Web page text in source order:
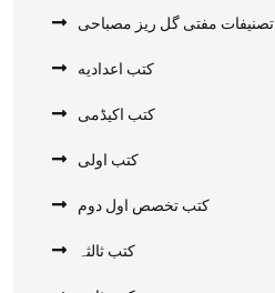
تصنیفات مفتی گل ریز مصباحی
کتب اعدادیه
کتب اکیڈمی
کتب اولی
کتب تخصص اول دوم
کتب ثالثہ